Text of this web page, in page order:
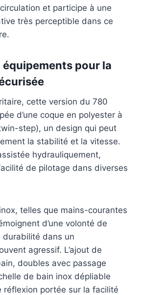
et participe à une
très perceptible dans ce
pour la
cette version du 780
d’une coque en polyester à
step), un design qui peut
la stabilité et la vitesse.
hydrauliquement,
de pilotage dans diverses
telles que mains-courantes
d’une volonté de
dans un
agressif. L’ajout de
doubles avec passage
de bain inox dépliable
réflexion portée sur la facilité